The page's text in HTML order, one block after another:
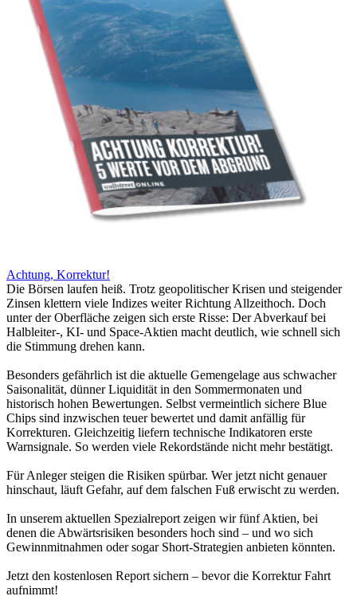
Achtung, Korrektur!
Die Börsen laufen heiß. Trotz geopolitischer Krisen und steigender
Zinsen klettern viele Indizes weiter Richtung Allzeithoch. Doch
unter der Oberfläche zeigen sich erste Risse: Der Abverkauf bei
Halbleiter-, KI- und Space-Aktien macht deutlich, wie schnell sich
die Stimmung drehen kann.
Besonders gefährlich ist die aktuelle Gemengelage aus schwacher
Saisonalität, dünner Liquidität in den Sommermonaten und
historisch hohen Bewertungen. Selbst vermeintlich sichere Blue
Chips sind inzwischen teuer bewertet und damit anfällig für
Korrekturen. Gleichzeitig liefern technische Indikatoren erste
Warnsignale. So werden viele Rekordstände nicht mehr bestätigt.
Für Anleger steigen die Risiken spürbar. Wer jetzt nicht genauer
hinschaut, läuft Gefahr, auf dem falschen Fuß erwischt zu werden.
In unserem aktuellen Spezialreport zeigen wir fünf Aktien, bei
denen die Abwärtsrisiken besonders hoch sind – und wo sich
Gewinnmitnahmen oder sogar Short-Strategien anbieten könnten.
Jetzt den kostenlosen Report sichern – bevor die Korrektur Fahrt
aufnimmt!